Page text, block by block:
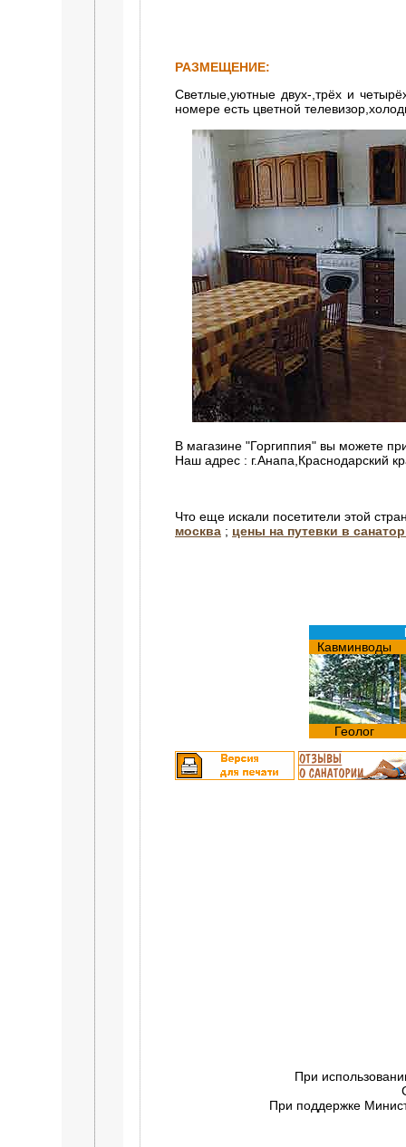
РАЗМЕЩЕНИЕ:
Светлые,уютные двух-,трёх и
номере есть цветной
В магазине "Горгиппия" вы можете
Наш адрес : г.Анапа,Краснодарский
Что еще искали посетители этой
москва ; цены на путевки в
Кавминводы
Геолог
При
При поддержке